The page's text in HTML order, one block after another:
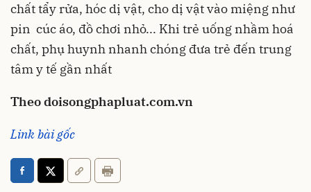
chất tẩy rửa, hóc dị vật, cho dị vật vào miệng như
pin cúc áo, đồ chơi nhỏ... Khi trẻ uống nhầm hoá
chất, phụ huynh nhanh chóng đưa trẻ đến trung
tâm y tế gần nhất
Theo doisongphapluat.com.vn
Link bài gốc